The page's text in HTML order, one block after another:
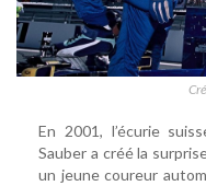
En 2001, l’écurie
Sauber a créé la
un jeune coureur